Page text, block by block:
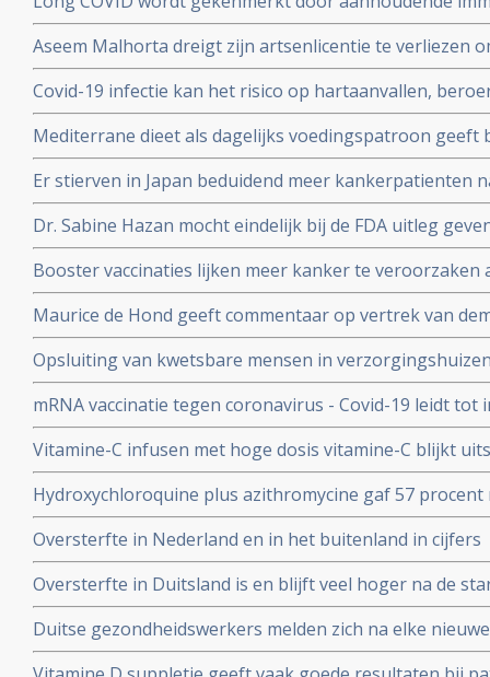
cytotoxische CD8+ T-cellen op het SARS-CoV-2 virus
immuunreacties op de herpesvirussen Epstein-Barr-
patienten met aanhoudende Long Covid
Aseem Malhorta dreigt zijn artsenlicentie te verliezen
Covid mRNA vaccins ter discussie stelde in een
jarige leeftijd plotseling overleedt aan een hartaanval
Covid-19 infectie kan het risico op hartaanvallen,
gedurende drie jaar na een infectie verhogen
Mediterrane dieet als dagelijks voedingspatroon geeft
coronavirus - Covid-19 blijkt uit meta analyse van 6
Er stierven in Japan beduidend meer kankerpatienten
vaccinatie in vergelijking met andere jaren
Dr. Sabine Hazan mocht eindelijk bij de FDA uitleg
complementaire middelen en de samenstelling van de
Booster vaccinaties lijken meer kanker te veroorzaken
en waarschuwt voor gebruik van mRNA vaccins als
Maurice de Hond geeft commentaar op vertrek van
Kuipers en verhoor van Fauci in Amerika en weerlegt
genadeloze analyse
Opsluiting van kwetsbare mensen in
de slechtst mogelijke resultaten
mRNA vaccinatie tegen coronavirus - Covid-19 leidt
natuurlijke infectie met Sars-Cov-2 leidt tot langdurige
Vitamine-C infusen met hoge dosis vitamine-C blijkt
besmet met het corona virus (COVID-19) en al met
Studie.
Hydroxychloroquine plus azithromycine gaf 57
coronavirus besmetting bij patienten opgenomen in
Belgische studie
Oversterfte in Nederland en in het buitenland in cijfers
Oversterfte in Duitsland is en blijft veel hoger na de
peer reviewed studie en artsencollectief schrijft
Duitse gezondheidswerkers melden zich na elke
coronavirus - Covid-19 vaker ziek blijkt uit